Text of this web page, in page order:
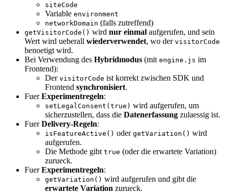
siteCode
Variable environment
networkDomain (falls zutreffend)
getVisitorCode() wird nur einmal aufgerufen, und sein
Wert wird ueberall wiederverwendet, wo der visitorCode
benoetigt wird.
Bei Verwendung des Hybridmodus (mit engine.js im
Frontend):
Der visitorCode ist korrekt zwischen SDK und
Frontend synchronisiert.
FuerExperimentregeln:
setLegalConsent(true) wird aufgerufen, um
sicherzustellen, dass die Datenerfassung zulaessig ist.
FuerDelivery-Regeln:
isFeatureActive() oder getVariation() wird
aufgerufen.
Die Methode gibt true (oder die erwartete Variation)
zurueck.
FuerExperimentregeln:
getVariation() wird aufgerufen und gibt die
erwartete Variation zurueck.